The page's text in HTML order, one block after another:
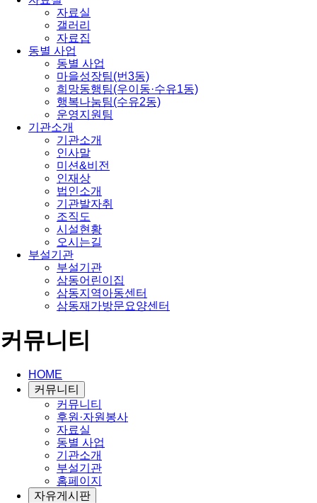
자료실
갤러리
자료집
동별 사업
동별 사업
마을성장팀(번3동)
희망동행팀(우이동·수유1동)
행복나눔팀(수유2동)
운영지원팀
기관소개
기관소개
인사말
미션&비전
인재상
법인소개
기관발자취
조직도
시설현황
오시는길
부설기관
부설기관
삼동어린이집
삼동지역아동센터
삼동재가방문요양센터
커뮤니티
HOME
커뮤니티
커뮤니티
후원·자원봉사
자료실
동별 사업
기관소개
부설기관
홈페이지
자유게시판